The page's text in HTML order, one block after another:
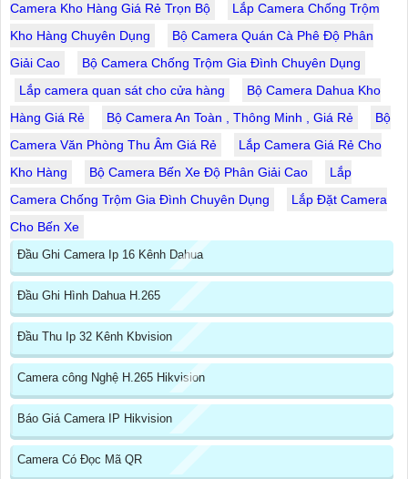
Camera Kho Hàng Giá Rẻ Trọn Bộ
Lắp Camera Chống Trộm
Kho Hàng Chuyên Dụng
Bộ Camera Quán Cà Phê Độ Phân
Giải Cao
Bộ Camera Chống Trộm Gia Đình Chuyên Dụng
Lắp camera quan sát cho cửa hàng
Bộ Camera Dahua Kho
Hàng Giá Rẻ
Bộ Camera An Toàn , Thông Minh , Giá Rẻ
Bộ
Camera Văn Phòng Thu Âm Giá Rẻ
Lắp Camera Giá Rẻ Cho
Kho Hàng
Bộ Camera Bến Xe Độ Phân Giải Cao
Lắp
Camera Chống Trộm Gia Đình Chuyên Dụng
Lắp Đặt Camera
Cho Bến Xe
Đầu Ghi Camera Ip 16 Kênh Dahua
Đầu Ghi Hình Dahua H.265
Đầu Thu Ip 32 Kênh Kbvision
Camera công Nghệ H.265 Hikvision
Báo Giá Camera IP Hikvision
Camera Có Đọc Mã QR